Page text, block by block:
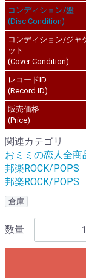
コンディション/盤
(Disc Condition)
コンディション/ジャ
ット
(Cover Condition)
レコードID
(Record ID)
販売価格
(Price)
関連カテゴリ
おミミの恋人全商
邦楽ROCK/POPS
邦楽ROCK/POPS
倉庫
数量